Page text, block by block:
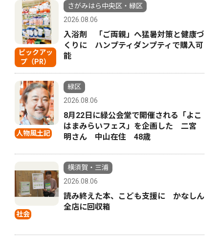
ピックアッ
プ（PR）
さがみはら中央区・緑区
2026.08.06
入浴剤 「ご両親」へ猛暑対策と健康づ
くりに ハンプティダンプティで購入可
能
人物風土記
緑区
2026.08.06
8月22日に緑公会堂で開催される「よこ
はまみらいフェス」を企画した 二宮
明さん 中山在住 48歳
社会
横須賀・三浦
2026.08.06
読み終えた本、こども支援に かなしん
全店に回収箱